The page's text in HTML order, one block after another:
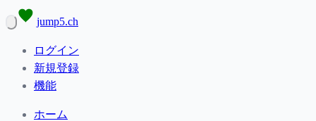
jump5.ch
ログイン
新規登録
機能
ホーム